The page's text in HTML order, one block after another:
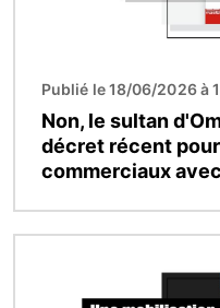
Publié le 18/06/2026 à
Non, le sultan
décret récent
commerciaux